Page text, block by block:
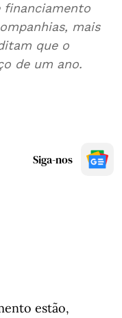
financiamento
mais
que o
de um ano.
Siga-nos
estão,